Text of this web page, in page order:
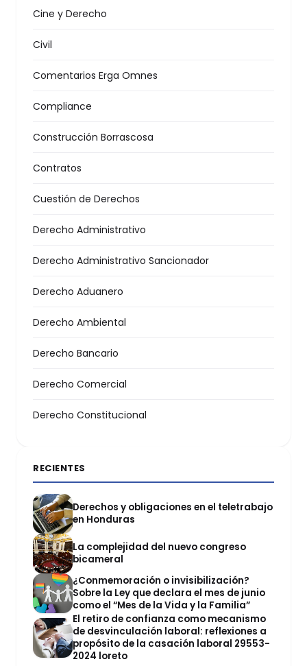
Cine y Derecho
Civil
Comentarios Erga Omnes
Compliance
Construcción Borrascosa
Contratos
Cuestión de Derechos
Derecho Administrativo
Derecho Administrativo Sancionador
Derecho Aduanero
Derecho Ambiental
Derecho Bancario
Derecho Comercial
Derecho Constitucional
RECIENTES
Derechos y obligaciones en el teletrabajo
en Honduras
La complejidad del nuevo congreso
bicameral
¿Conmemoración o invisibilización?
Sobre la Ley que declara el mes de junio
como el “Mes de la Vida y la Familia”
El retiro de confianza como mecanismo
de desvinculación laboral: reflexiones a
propósito de la casación laboral 29553-
2024 loreto